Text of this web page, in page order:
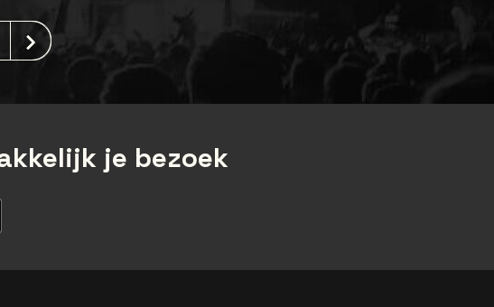
je bezoek